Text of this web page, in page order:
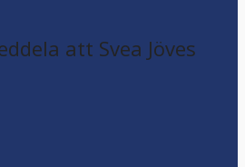
att Svea Jöves